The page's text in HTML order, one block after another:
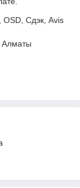
OSD, Сдэк, Avis
Алматы